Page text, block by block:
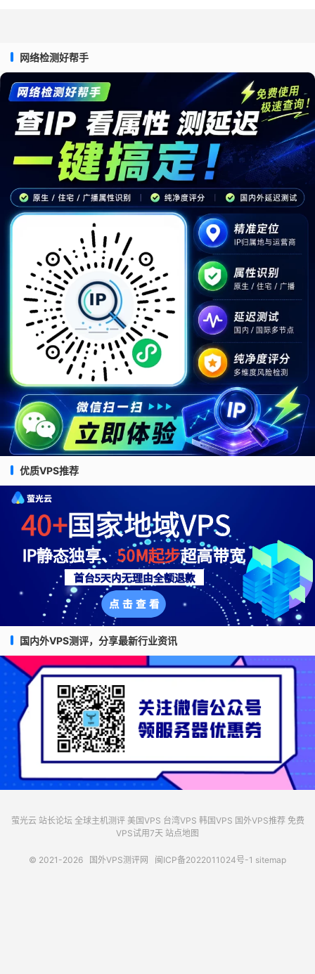
网络检测好帮手
优质VPS推荐
国内外VPS测评，分享最新行业资讯
萤光云 站长论坛 全球主机测评 美国VPS 台湾VPS 韩国VPS 国外VPS推荐 免费
VPS试用7天 站点地图
© 2021-2026 国外VPS测评网 闽ICP备2022011024号-1 sitemap